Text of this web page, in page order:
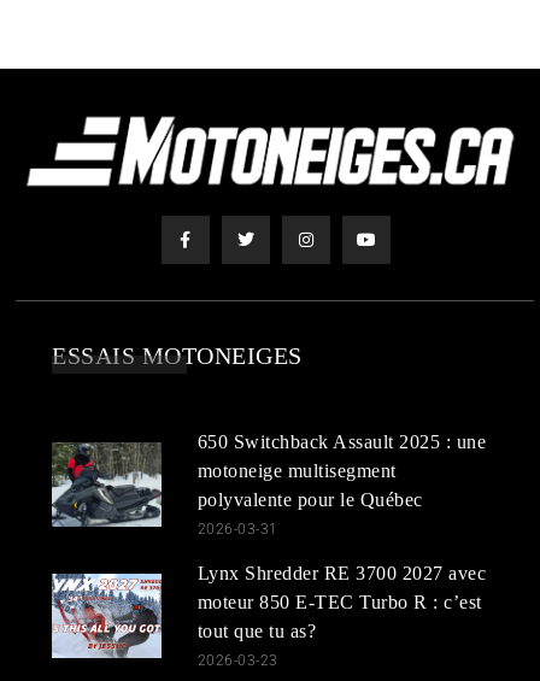
ESSAIS MOTONEIGES
650 Switchback Assault 2025 : une
motoneige multisegment
polyvalente pour le Québec
2026-03-31
Lynx Shredder RE 3700 2027 avec
moteur 850 E-TEC Turbo R : c’est
tout que tu as?
2026-03-23